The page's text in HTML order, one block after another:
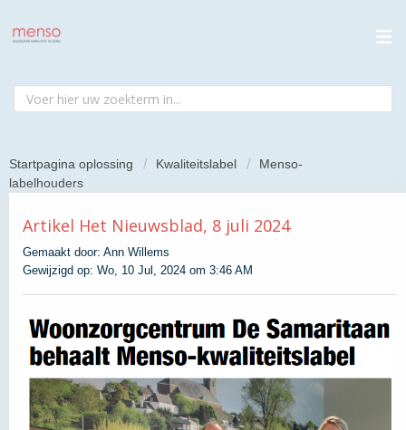
Startpagina oplossing Kwaliteitslabel
Menso-
labelhouders
Artikel Het Nieuwsblad, 8 juli 2024
Gemaakt door: Ann Willems
Gewijzigd op: Wo, 10 Jul, 2024 om 3:46 AM